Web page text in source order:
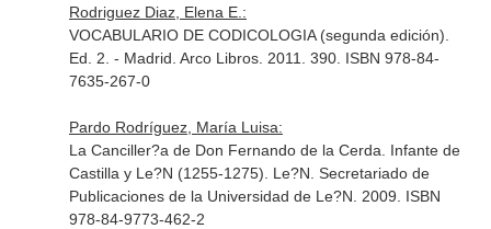
Rodriguez Diaz, Elena E.:
VOCABULARIO DE CODICOLOGIA (segunda edición).
Ed. 2. - Madrid. Arco Libros. 2011. 390. ISBN 978-84-
7635-267-0
Pardo Rodríguez, María Luisa:
La Canciller?a de Don Fernando de la Cerda. Infante de
Castilla y Le?N (1255-1275). Le?N. Secretariado de
Publicaciones de la Universidad de Le?N. 2009. ISBN
978-84-9773-462-2